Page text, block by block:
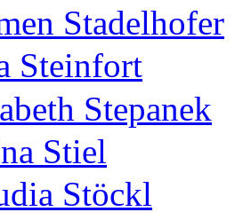
Stadelhofer
Steinfort
Stepanek
Stiel
Stöckl